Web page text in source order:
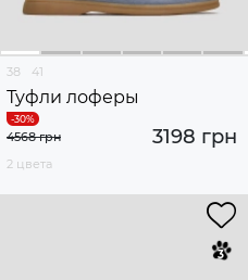
38 41
Туфли лоферы
3198 грн
4568 грн
2 цвета